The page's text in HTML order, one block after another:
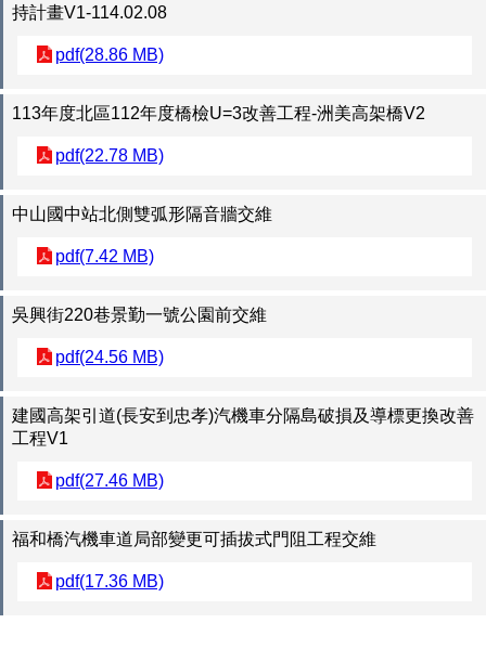
持計畫V1-114.02.08
pdf(28.86 MB)
113年度北區112年度橋檢U=3改善工程-洲美高架橋V2
pdf(22.78 MB)
中山國中站北側雙弧形隔音牆交維
pdf(7.42 MB)
吳興街220巷景勤一號公園前交維
pdf(24.56 MB)
建國高架引道(長安到忠孝)汽機車分隔島破損及導標更換改善
工程V1
pdf(27.46 MB)
福和橋汽機車道局部變更可插拔式門阻工程交維
pdf(17.36 MB)